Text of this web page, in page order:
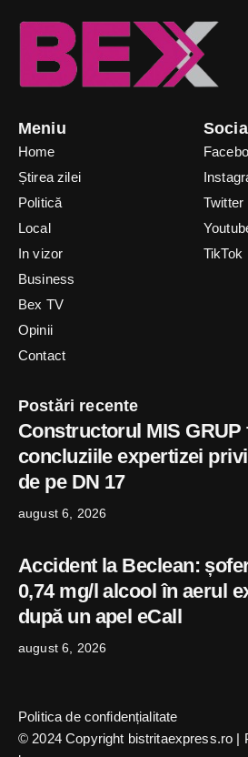
Meniu
Home
Știrea zilei
Politică
Local
In vizor
Business
Bex TV
Opinii
Contact
Twitter
TikTok
Postări recente
Constructorul MIS GRUP
concluziile expertizei
de pe DN 17
august 6, 2026
Accident la Beclean:
0,74 mg/l alcool în aerul
după un apel eCall
august 6, 2026
© 2024 Copyright bistritaexpress.ro |
Politica de confidențialitate